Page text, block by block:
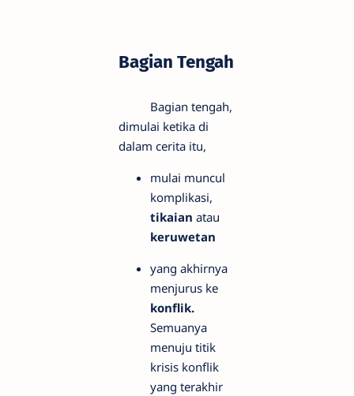
Bagian Tengah
Bagian tengah,
dimulai ketika di
dalam cerita itu,
mulai muncul
komplikasi,
tikaian atau
keruwetan
yang akhirnya
menjurus ke
konflik.
Semuanya
menuju titik
krisis konflik
yang terakhir